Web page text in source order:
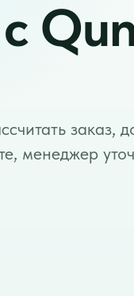
заказ,
менеджер